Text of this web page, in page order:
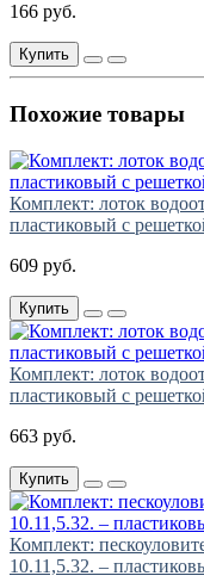
166 руб.
Купить
Похожие товары
Комплект: лоток
пластиковый с
609 руб.
Купить
Комплект: лоток
пластиковый с
663 руб.
Купить
Комплект:
10.11,5.32. –